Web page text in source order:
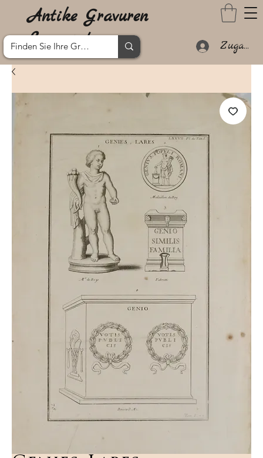
Antike Gravuren
Lanzarote
Zugang